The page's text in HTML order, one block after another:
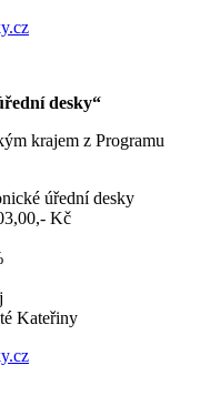
desky“
krajem z Programu
úřední desky
Kč
Kateřiny